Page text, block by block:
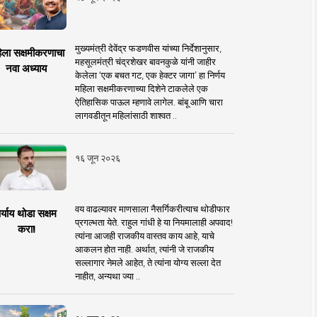
सक्षमीकरणाचा
नवा अध्याय
मुख्यमंत्री देवेंद्र फडणवीस यांच्या निर्देशानुसार,
महसूलमंत्री चंद्रशेखर बावनकुळे यांनी जाहीर
केलेला ‘एक बचत गट, एक हेक्टर जागा’ हा निर्णय
महिला सक्षमीकरणाच्या दिशेने टाकलेले एक
ऐतिहासिक पाऊल म्हणावे लागेल. बांबू आणि चारा
लागवडीतून महिलांसाठी शाश्वत ..
१६ जून २०२६
थोडा सक्षम
करा!
वय वाढल्यावर माणसाला नैसर्गिकरीत्याच थोडीफार
प्रगल्भता येते. राहुल गांधी हे या नियमालाही अपवाद!
त्यांना आजही राजकीय वास्तव काय आहे, याचे
आकलन होत नाही. अर्थात, त्यांनी जे राजकीय
सल्लागार नेमले आहेत, ते त्यांना योग्य सल्ला देत
नाहीत, अन्यथा ज्या ..